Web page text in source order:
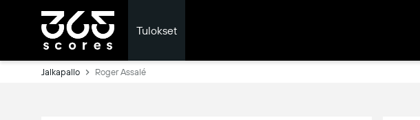
Tulokset
Jalkapallo Roger Assalé